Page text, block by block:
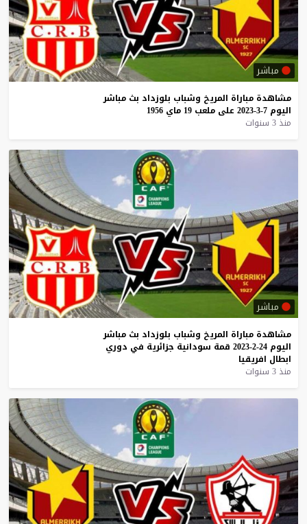
مباشر
مشاهدة مباراة المريخ وشباب بلوزداد بث مباشر
اليوم 7-3-2023 على ملعب 19 ماي 1956
منذ 3 سنوات
مباشر
مشاهدة مباراة المريخ وشباب بلوزداد بث مباشر
اليوم 24-2-2023 قمة سودانية جزائرية في دوري
ابطال افريقيا
منذ 3 سنوات